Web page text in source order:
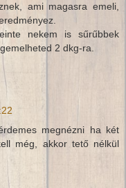
ami magasra emeli,
nekem is sűrűbbek
2 dkg-ra.
megnézni ha két
még, akkor tető nélkül